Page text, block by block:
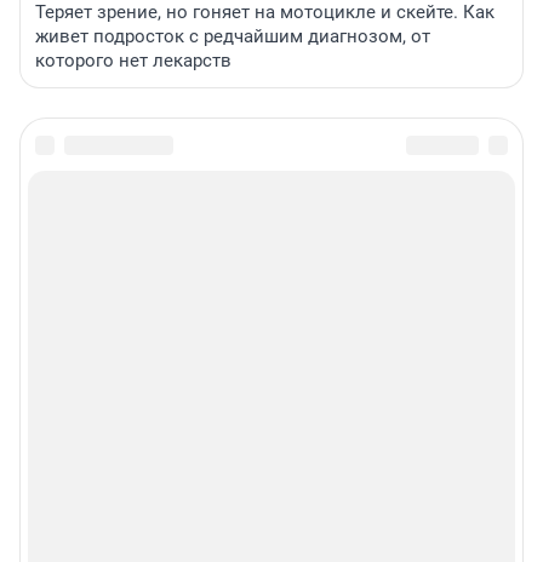
Теряет зрение, но гоняет на мотоцикле и скейте. Как
живет подросток с редчайшим диагнозом, от
которого нет лекарств